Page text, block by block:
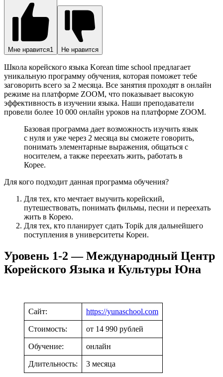
Мне нравится1 Не нравится
Школа корейского языка Korean time school предлагает
уникальную программу обучения, которая поможет тебе
заговорить всего за 2 месяца. Все занятия проходят в онлайн
режиме на платформе ZOOM, что показывает высокую
эффективность в изучении языка. Наши преподаватели
провели более 10 000 онлайн уроков на платформе ZOOM.
Базовая программа дает возможность изучить язык
с нуля и уже через 2 месяца вы сможете говорить,
понимать элементарные выражения, общаться с
носителем, а также переехать жить, работать в
Корее.
Для кого подходит данная программа обучения?
Для тех, кто мечтает выучить корейский,
путешествовать, понимать фильмы, песни и переехать
жить в Корею.
Для тех, кто планирует сдать Topik для дальнейшего
поступления в университеты Кореи.
Уровень 1-2 — Международный Центр
Корейского Языка и Культуры Юна
Сайт: https://yunaschool.com
Стоимость: от 14 990 рублей
Обучение: онлайн
Длительность: 3 месяца